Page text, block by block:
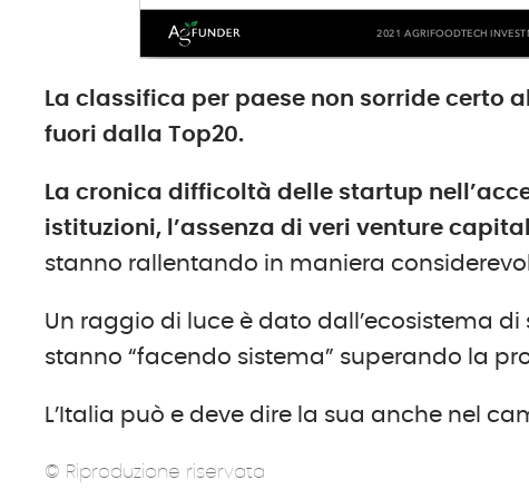
La classifica per paese non sorride certo
fuori dalla Top20.
La cronica difficoltà delle startup
istituzioni, l’assenza di veri venture
stanno rallentando in maniera
Un raggio di luce è dato dall’ecosistema
stanno “facendo sistema” superando la
L’Italia può e deve dire la sua anche nel
© Riproduzione riservata